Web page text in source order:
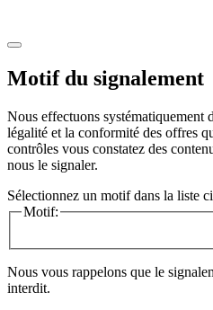
Motif du signalement
Nous effectuons systématiquement
légalité et la conformité des offres
contrôles vous constatez des
nous le signaler.
Sélectionnez un motif dans la liste
Motif:
Nous vous rappelons que le
interdit.